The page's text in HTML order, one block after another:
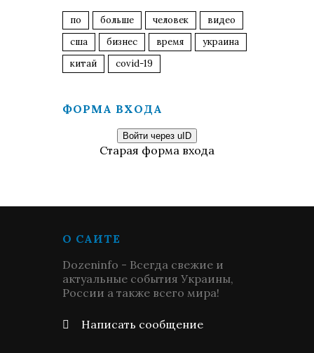
по больше человек
видео
сша
бизнес время
украина
китай
covid-19
ФОРМА ВХОДА
Войти через uID
Старая форма входа
О САЙТЕ
Dozeninfo - Всегда свежие и
актуальные события Украины,
России а также всего мира!
Написать сообщение